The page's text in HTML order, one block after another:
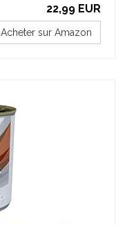
22,99 EUR
Acheter sur Amazon